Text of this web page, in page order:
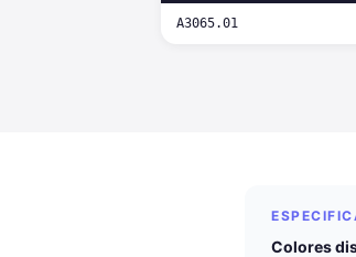
A3065.01
Colores